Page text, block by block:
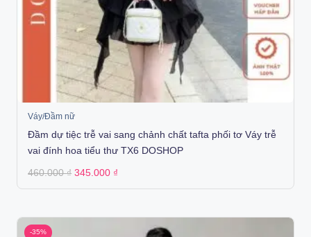
Váy/Đầm nữ
Đầm dự tiệc trễ vai sang chảnh chất tafta phối tơ Váy trễ
vai đính hoa tiểu thư TX6 DOSHOP
460.000₫ Original
was:
345.000 ₫
is:
-35%